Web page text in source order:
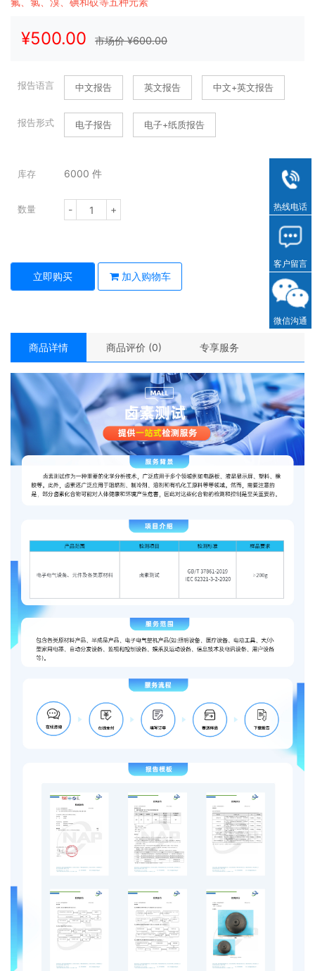
¥500.00 市场价 ¥600.00
报告语言 中文报告 英文报告 中文+英文报告
报告形式 电子报告 电子+纸质报告
库存 6000 件
数量 - +
立即购买 加入购物车
商品详情 商品评价 (0) 专享服务
热线电话
客户留言
微信沟通